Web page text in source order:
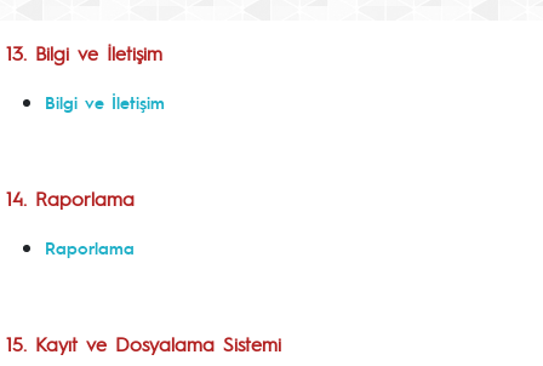
13. Bilgi ve İletişim
Bilgi ve İletişim
14. Raporlama
Raporlama
15. Kayıt ve Dosyalama Sistemi